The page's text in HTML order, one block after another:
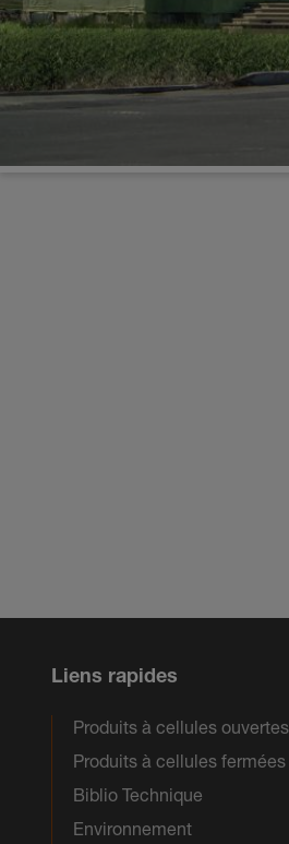
Liens rapides
Produits à cellules ouvertes
Produits à cellules fermées
Biblio Technique
Environnement